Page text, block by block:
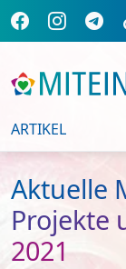
ARTIKEL
Aktuelle
Projekte
2021